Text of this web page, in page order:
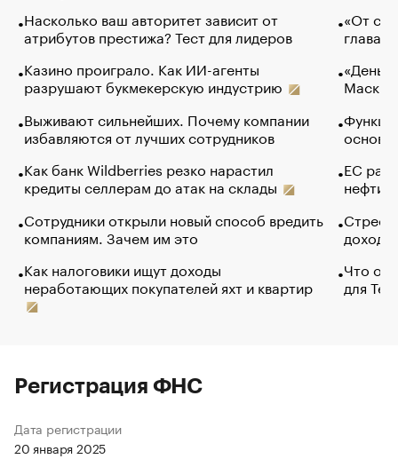
Насколько ваш авторитет зависит от
атрибутов престижа? Тест для лидеров
Казино проиграло. Как ИИ-агенты
разрушают букмекерскую индустрию
Выживают сильнейших. Почему компании
избавляются от лучших сотрудников
Как банк Wildberries резко нарастил
кредиты селлерам до атак на склады
Сотрудники открыли новый способ вредить
компаниям. Зачем им это
Как налоговики ищут доходы
неработающих покупателей яхт и квартир
«От
глава
Маск в
основ
ЕС
нефти
Что
для
Регистрация ФНС
Дата регистрации
20 января 2025